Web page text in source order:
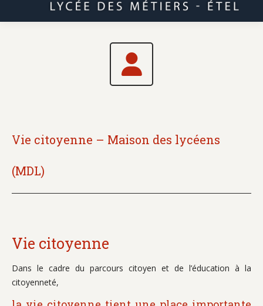
Vie citoyenne – Maison des lycéens
(MDL)
Vie citoyenne
Dans le cadre du parcours citoyen et de l’éducation à la
citoyenneté,